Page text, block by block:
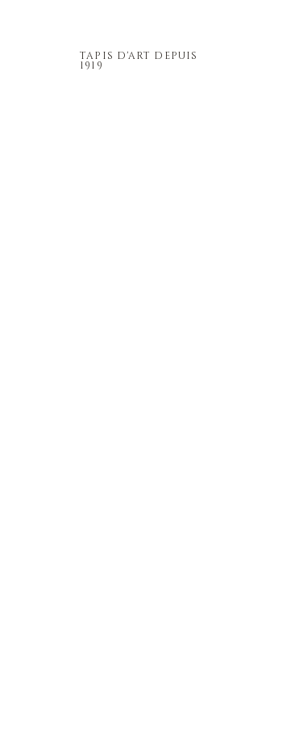
TAPIS D'ART DEPUIS
1919